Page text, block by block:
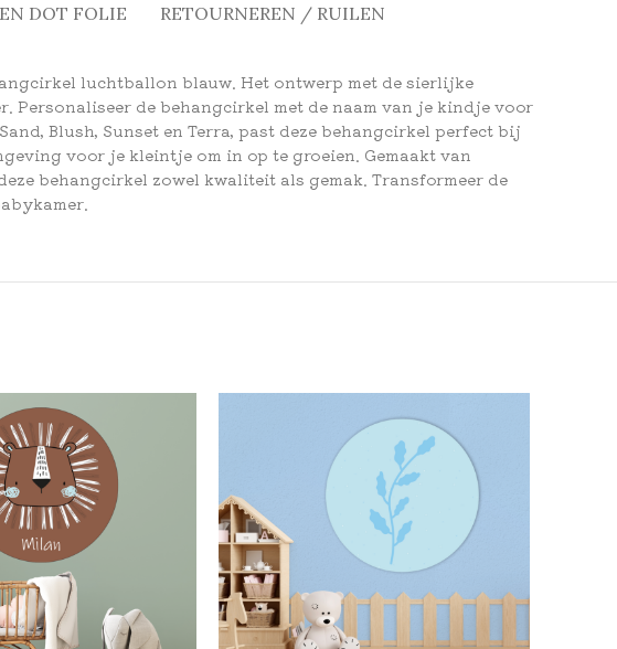
DOT FOLIE RETOURNEREN / RUILEN
luchtballon blauw. Het ontwerp met de sierlijke
de behangcirkel met de naam van je kindje voor
Blush, Sunset en Terra, past deze behangcirkel perfect bij
voor je kleintje om in op te groeien. Gemaakt van
behangcirkel zowel kwaliteit als gemak. Transformeer de